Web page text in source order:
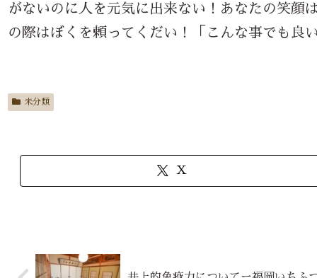
がないのに人を元気に出来ない！あなたの笑顔
の際はぼくを頼ってくだい！「こんな事でも
未分類
X